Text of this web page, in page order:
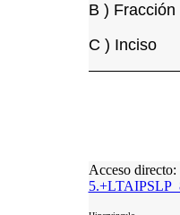
B ) Fracción
C ) Inciso
Acceso directo: